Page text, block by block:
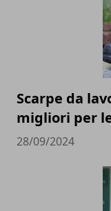
Scarpe da
migliori per
28/09/2024